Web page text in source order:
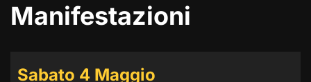
Manifestazioni
Sabato 4 Maggio